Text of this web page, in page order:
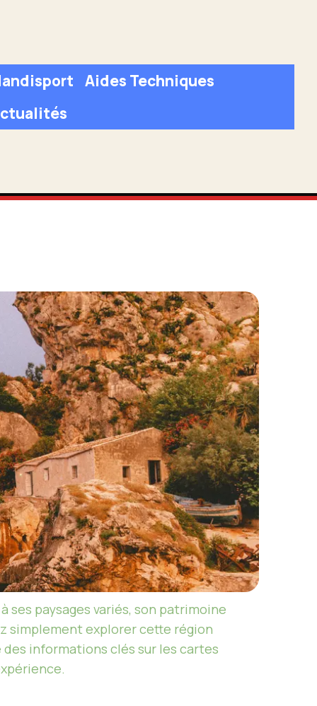
Aides Techniques
ses paysages variés, son patrimoine
simplement explorer cette région
informations clés sur les cartes